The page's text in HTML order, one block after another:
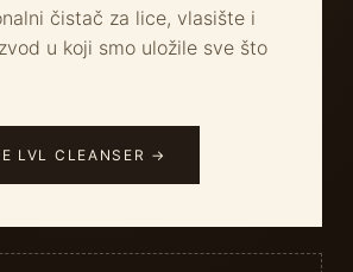
čistač za lice, vlasište i
u koji smo uložile sve što
LVL CLEANSER →